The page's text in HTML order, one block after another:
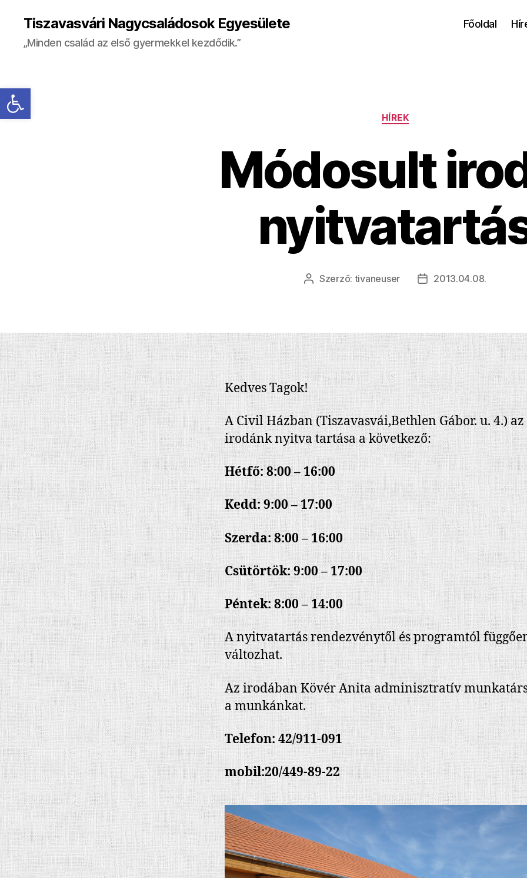
Eszköztár megnyitása
Tiszavasvári Nagycsaládosok Egyesülete
„Minden család az első gyermekkel kezdődik.”
Főoldal
Kategóriák
HÍREK
Módosult
Bejegyzés
Szerző: tivaneuser
Bejegyzés
2013.04.08.
Kedves Tagok!
A Civil Házban (Tiszavasvái,Bethlen Gábor. u. 4.) az
irodánk nyitva tartása a következő:
Hétfő: 8:00 – 16:00
Kedd: 9:00 – 17:00
Szerda: 8:00 – 16:00
Csütörtök: 9:00 – 17:00
Péntek: 8:00 – 14:00
A nyitvatartás rendezvénytől és programtól
változhat.
Az irodában Kövér Anita adminisztratív
a munkánkat.
Telefon: 42/911-091
mobil:20/449-89-22